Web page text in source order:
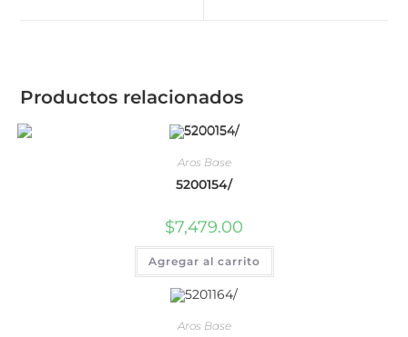
Productos relacionados
Aros Base
5200154/
$7,479.00
Agregar al carrito
Aros Base